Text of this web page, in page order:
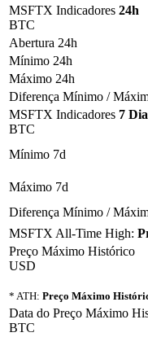
MSFTX Indicadores 24h
BTC
Abertura 24h
Mínimo 24h
Máximo 24h
Diferença Mínimo /
MSFTX Indicadores 7
BTC
Mínimo 7d
Máximo 7d
Diferença Mínimo /
MSFTX All-Time High:
Preço Máximo Histórico
USD
* ATH: Preço Máximo
Data do Preço Máximo
BTC